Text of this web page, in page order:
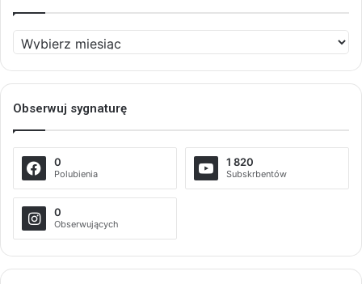
Archiwum
Obserwuj sygnaturę
0
Polubienia
1 820
Subskrbentów
0
Obserwujących